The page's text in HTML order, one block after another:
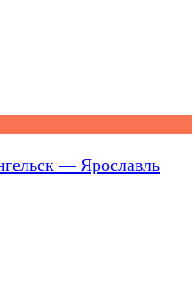
— Ярославль